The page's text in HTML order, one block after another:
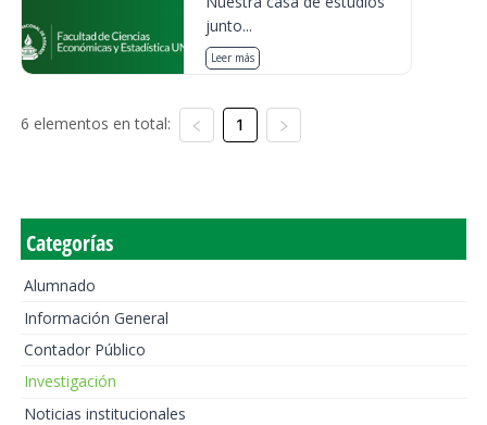
junto...
Leer más
6 elementos en total: 1
Categorías
Alumnado
Información General
Contador Público
Investigación
Noticias institucionales